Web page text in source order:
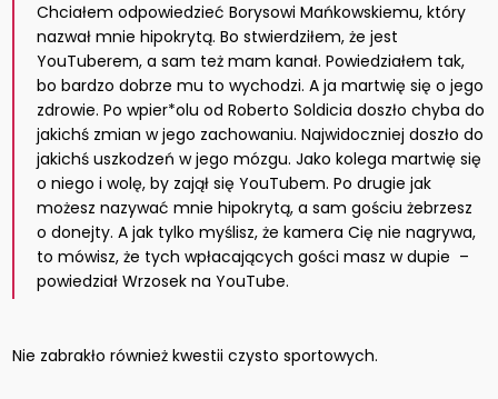
Chciałem odpowiedzieć Borysowi Mańkowskiemu, który
nazwał mnie hipokrytą. Bo stwierdziłem, że jest
YouTuberem, a sam też mam kanał. Powiedziałem tak,
bo bardzo dobrze mu to wychodzi. A ja martwię się o jego
zdrowie. Po wpier*olu od Roberto Soldicia doszło chyba do
jakichś zmian w jego zachowaniu. Najwidoczniej doszło do
jakichś uszkodzeń w jego mózgu. Jako kolega martwię się
o niego i wolę, by zajął się YouTubem. Po drugie jak
możesz nazywać mnie hipokrytą, a sam gościu żebrzesz
o donejty. A jak tylko myślisz, że kamera Cię nie nagrywa,
to mówisz, że tych wpłacających gości masz w dupie –
powiedział Wrzosek na YouTube.
Nie zabrakło również kwestii czysto sportowych.